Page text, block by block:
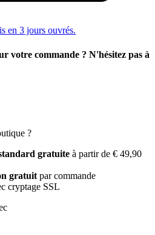
en 3 jours ouvrés.
votre commande ? N'hésitez pas à
?
gratuite à partir de € 49,90
gratuit par commande
cryptage SSL